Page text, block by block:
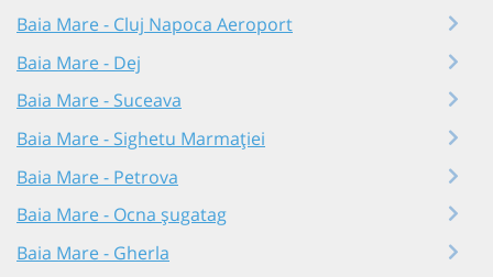
Baia Mare - Cluj Napoca Aeroport
Baia Mare - Dej
Baia Mare - Suceava
Baia Mare - Sighetu Marmației
Baia Mare - Petrova
Baia Mare - Ocna șugatag
Baia Mare - Gherla